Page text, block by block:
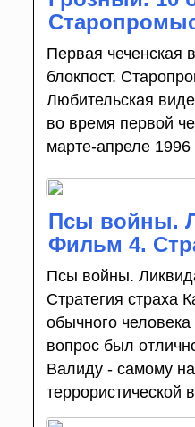
Первая чеченская
блокпост.
Любительская
во время первой
марте-апреле 1996
Псы войны.
Фильм 4.
Псы войны.
Стратегия страха
обычного
вопрос был
Валиду - самому
террористической